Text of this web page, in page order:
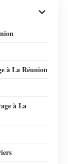
à La Réunion
à La